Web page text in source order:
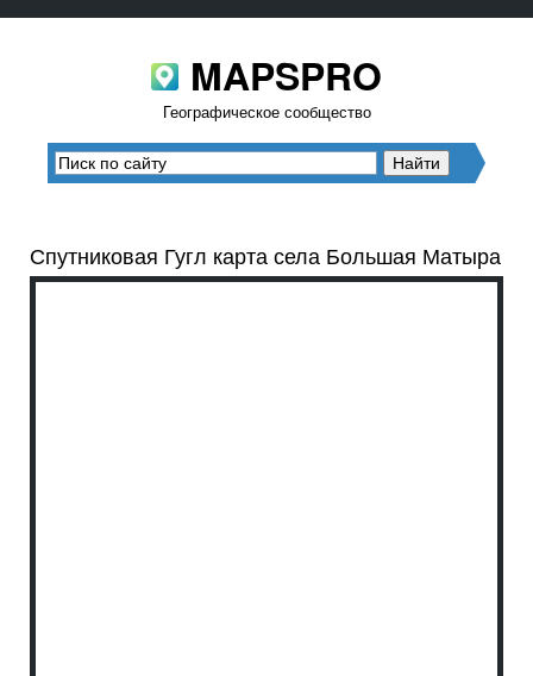
MAPSPRO
Географическое сообщество
Спутниковая Гугл карта села Большая Матыра